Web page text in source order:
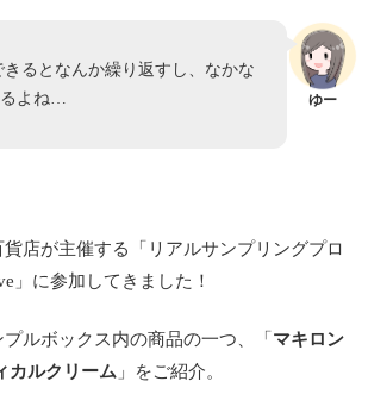
ゆー
きるとなんか繰り返すし、なかな
よね…
店が主催する「リアルサンプリングプロ
」に参加してきました！
ルボックス内の商品の一つ、「マキロン
カルクリーム 」 をご紹介。